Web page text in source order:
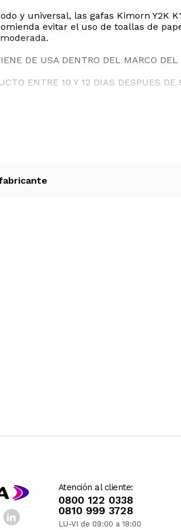
y universal, las gafas Kimorn Y2K
evitar el uso de toallas de
DE USA DENTRO DEL MARCO
ENTRE 10 Y 12 DIAS DESPUES DE
Atención al cliente:
0800 122 0338
0810 999 3728
LU-VI de 09:00 a 18:00